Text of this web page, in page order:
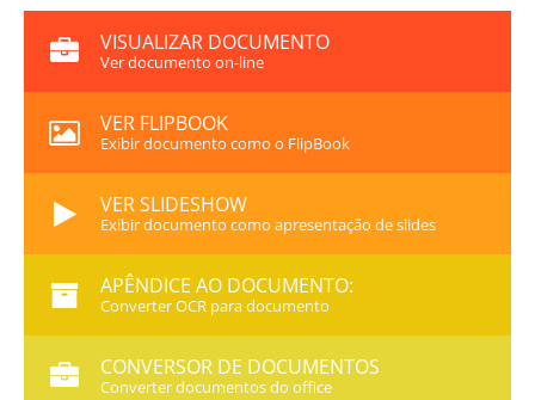
VISUALIZAR DOCUMENTO
Ver documento on-line
VER FLIPBOOK
Exibir documento como o FlipBook
VER SLIDESHOW
Exibir documento como apresentação de slides
APÊNDICE AO DOCUMENTO:
Converter OCR para documento
CONVERSOR DE DOCUMENTOS
Converter documentos do office